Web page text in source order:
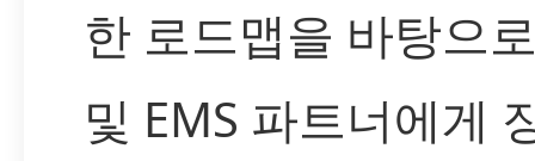
한 로드맵을 바탕으
및 EMS 파트너에게